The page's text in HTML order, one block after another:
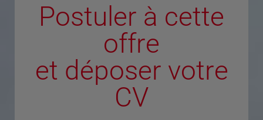
Postuler à cette
offre
et déposer votre
CV